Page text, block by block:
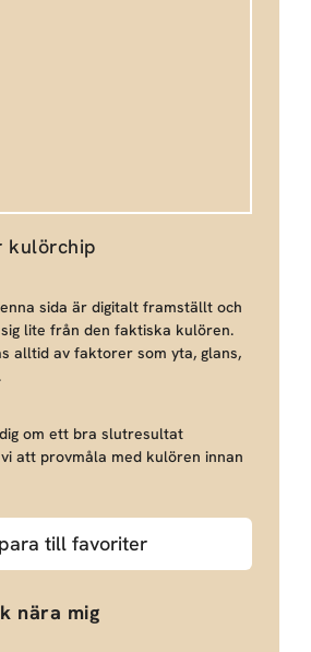
kulörchip
sida är digitalt framställt och
lite från den faktiska kulören.
alltid av faktorer som yta, glans,
om ett bra slutresultat
att provmåla med kulören innan
till favoriter
nära mig